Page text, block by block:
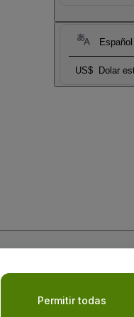
US$ Dolar
laPolítica de Privacidad para
Permitir todas